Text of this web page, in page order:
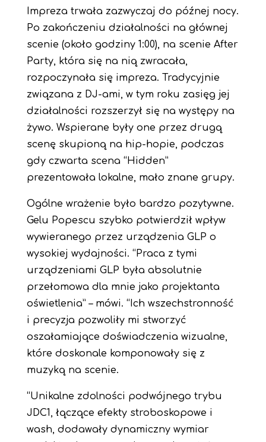
Impreza trwała zazwyczaj do późnej nocy.
Po zakończeniu działalności na głównej
scenie (około godziny 1:00), na scenie After
Party, która się na nią zwracała,
rozpoczynała się impreza. Tradycyjnie
związana z DJ-ami, w tym roku zasięg jej
działalności rozszerzył się na występy na
żywo. Wspierane były one przez drugą
scenę skupioną na hip-hopie, podczas
gdy czwarta scena “Hidden”
prezentowała lokalne, mało znane grupy.
Ogólne wrażenie było bardzo pozytywne.
Gelu Popescu szybko potwierdził wpływ
wywieranego przez urządzenia GLP o
wysokiej wydajności. “Praca z tymi
urządzeniami GLP była absolutnie
przełomowa dla mnie jako projektanta
oświetlenia” – mówi. “Ich wszechstronność
i precyzja pozwoliły mi stworzyć
oszałamiające doświadczenia wizualne,
które doskonale komponowały się z
muzyką na scenie.
“Unikalne zdolności podwójnego trybu
JDC1, łączące efekty stroboskopowe i
wash, dodawały dynamiczny wymiar